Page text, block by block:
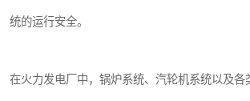
统的运行安全。
在火力发电厂中，锅炉系统、汽轮机系统以及各